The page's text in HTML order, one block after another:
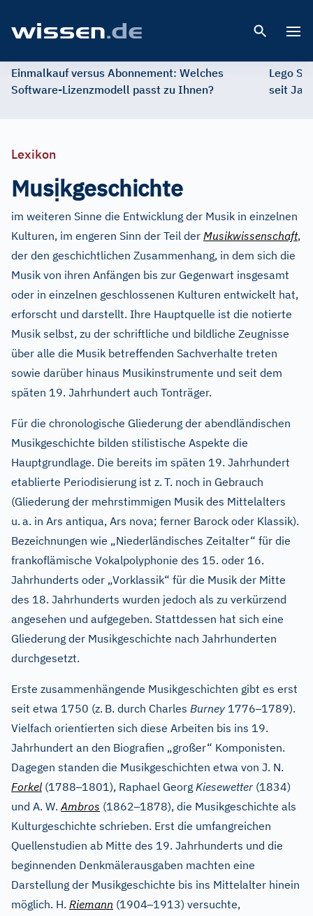
Einmalkauf versus Abonnement: Welches
Software-Lizenzmodell passt zu Ihnen?
Lego
seit
Lexikon
Musịkgeschichte
im weiteren Sinne die Entwicklung der Musik in einzelnen
Kulturen, im engeren Sinn der Teil der Musikwissenschaft,
der den geschichtlichen Zusammenhang, in dem sich die
Musik von ihren Anfängen bis zur Gegenwart insgesamt
oder in einzelnen geschlossenen Kulturen entwickelt hat,
erforscht und darstellt. Ihre Hauptquelle ist die notierte
Musik selbst, zu der schriftliche und bildliche Zeugnisse
über alle die Musik betreffenden Sachverhalte treten
sowie darüber hinaus Musikinstrumente und seit dem
späten 19. Jahrhundert auch Tonträger.
Für die chronologische Gliederung der abendländischen
Musikgeschichte bilden stilistische Aspekte die
Hauptgrundlage. Die bereits im späten 19. Jahrhundert
etablierte Periodisierung ist z. T. noch in Gebrauch
(Gliederung der mehrstimmigen Musik des Mittelalters
u. a. in Ars antiqua, Ars nova; ferner Barock oder Klassik).
Bezeichnungen wie „Niederländisches Zeitalter“ für die
frankoflämische Vokalpolyphonie des 15. oder 16.
Jahrhunderts oder „Vorklassik“ für die Musik der Mitte
des 18. Jahrhunderts wurden jedoch als zu verkürzend
angesehen und aufgegeben. Stattdessen hat sich eine
Gliederung der Musikgeschichte nach Jahrhunderten
durchgesetzt.
Erste zusammenhängende Musikgeschichten gibt es erst
seit etwa 1750 (z. B. durch Charles Burney 1776–1789).
Vielfach orientierten sich diese Arbeiten bis ins 19.
Jahrhundert an den Biografien „großer“ Komponisten.
Dagegen standen die Musikgeschichten etwa von J. N.
Forkel (1788–1801), Raphael Georg Kiesewetter (1834)
und A. W.Ambros (1862–1878), die Musikgeschichte als
Kulturgeschichte schrieben. Erst die umfangreichen
Quellenstudien ab Mitte des 19. Jahrhunderts und die
beginnenden Denkmälerausgaben machten eine
Darstellung der Musikgeschichte bis ins Mittelalter hinein
möglich. H. Riemann (1904–1913) versuchte,